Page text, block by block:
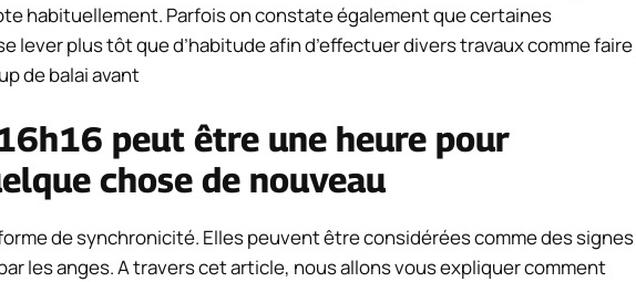
habituellement. Parfois on constate également que certaines
lever plus tôt que d’habitude afin d’effectuer divers travaux comme faire
de balai avant
peut être une heure pour
chose de nouveau
de synchronicité. Elles peuvent être considérées comme des signes
les anges. A travers cet article, nous allons vous expliquer comment